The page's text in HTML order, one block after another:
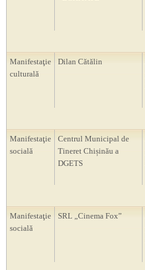
Manifestaţie
culturală
Dilan Cătălin
Manifestaţie
socială
Centrul Municipal de
Tineret Chișinău a
DGETS
Manifestaţie
socială
SRL „Cinema Fox”